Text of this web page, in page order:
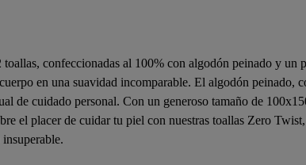
confeccionadas al 100% con algodón peinado y un
en una suavidad incomparable. El algodón peinado,
de cuidado personal. Con un generoso tamaño de
el placer de cuidar tu piel con nuestras toallas Zero